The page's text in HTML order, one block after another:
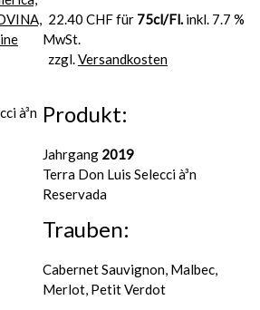
22.40 CHF für 75cl/Fl.inkl. 7.7 %
MwSt.
zzgl.Versandkosten
Produkt:
Jahrgang 2019
Terra Don Luis Selecci à³n
Reservada
Trauben:
Cabernet Sauvignon, Malbec,
Merlot, Petit Verdot